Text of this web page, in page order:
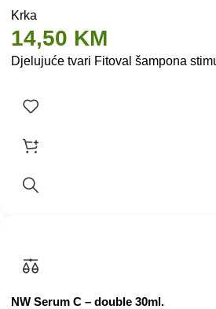
Krka
14,50 KM
Djelujuće tvari Fitoval šampona
NW Serum C – double 30ml.